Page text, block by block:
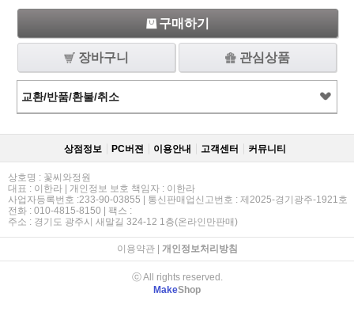
구매하기
장바구니 관심상품
교환/반품/환불/취소
상점정보 PC버젼 이용안내 고객센터 커뮤니티
상호명 : 꽃씨와정원
대표 : 이한라 | 개인정보 보호 책임자 : 이한라
사업자등록번호 :233-90-03855 | 통신판매업신고번호 : 제2025-경기광주-1921호
전화 : 010-4815-8150 | 팩스 :
주소 : 경기도 광주시 새말길 324-12 1층(온라인만판매)
이용약관| 개인정보처리방침
ⓒ All rights reserved.
MakeShop